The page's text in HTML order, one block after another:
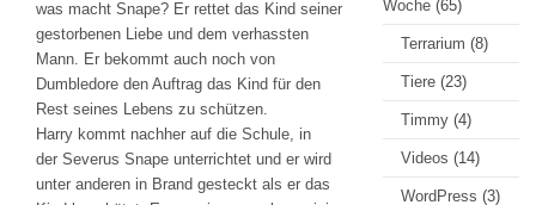
was macht Snape? Er rettet das Kind seiner
gestorbenen Liebe und dem verhassten
Mann. Er bekommt auch noch von
Dumbledore den Auftrag das Kind für den
Rest seines Lebens zu schützen.
Harry kommt nachher auf die Schule, in
der Severus Snape unterrichtet und er wird
unter anderen in Brand gesteckt als er das
Woche (65)
Terrarium (8)
Tiere (23)
Timmy (4)
Videos (14)
WordPress (3)